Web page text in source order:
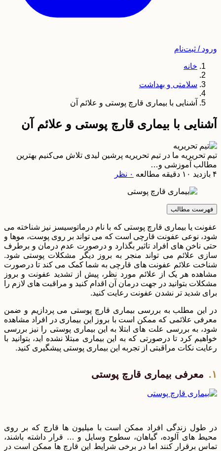
ورود / ثبت‌نام
خانه
سلامتی و بهداشت
آشنایی با بیماری قارچ پوستی و علائم آن
آشنایی با بیماری قارچ پوستی و علائم آن
تیم تحریریه ما در تیم تحریریه پرشین لیدی تلاش می‌کنیم بهترین
مطالب آموزشی و…
۴ بازدید
۱۰ دقیقه مطالعه ۰ نظر
فهرست مطالب
عفونت یا بیماری قارچ پوستی که با نام درماتوسیسز نیز شناخته می
شود، نوعی عفونت قارچی است که می تواند بر روی پوست، موها و
حتی ناخن های افراد تاثیر بگذارد و درصورت عدم درمان و برطرف
سازی علائم می تواند منجر به بروز دیگر مشکلات پوستی شود.
شناخت علائم عفونت های قارچی به شما کمک می کند تا درصورت
مشاهده هر یک از علائم مورد نظر، پیش از تشدید عفونت و بروز
مشکلات بتوانید در جهت درمان آن اقدام کنید و مراقبت های لازم را
برای شدید تر نشدن عفونت رعایت کنید.
در این مطلب به بررسی بیماری قارچ پوستی می پردازیم و ضمن
معرفی علائمی که ممکن است با بروز این بیماری در افراد مشاهده
شود، به بررسی علت های ابتلا به این بیماری پوستی را نیز بررسی
خواهیم کرد تا درصورتی که به این بیماری مبتلا نشده اید، بتوانید با
رعایت نکات مراقبتی از تجربه این بیماری پوستی پیشگیری کنید.
معرفی بیماری قارچ پوستی
در طول زندگی افراد ممکن است با میلیون ها قارچ که بر روی
محیط های آلوده، گیاهان، سطوح وسایل و … قرار داشته باشند،
تماس برقرار کنند اما در برخی شرایط این قارچ ها ممکن است در